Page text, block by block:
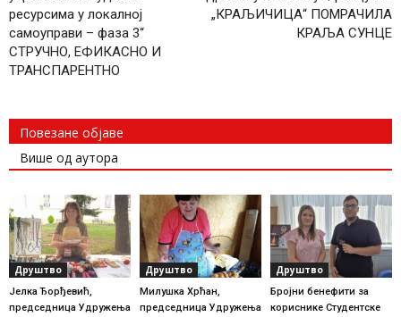
ресурсима у локалној
самоуправи – фаза 3“
СТРУЧНО, ЕФИКАСНО И
ТРАНСПАРЕНТНО
„КРАЉИЧИЦА“ ПОМРАЧИЛА
КРАЉА СУНЦЕ
Повезане објаве
Више од аутора
Друштво
Јелка Ђорђевић,
председница Удружења
Друштво
Милушка Хрћан,
председница Удружења
Друштво
Бројни бенефити за
кориснике Студентске